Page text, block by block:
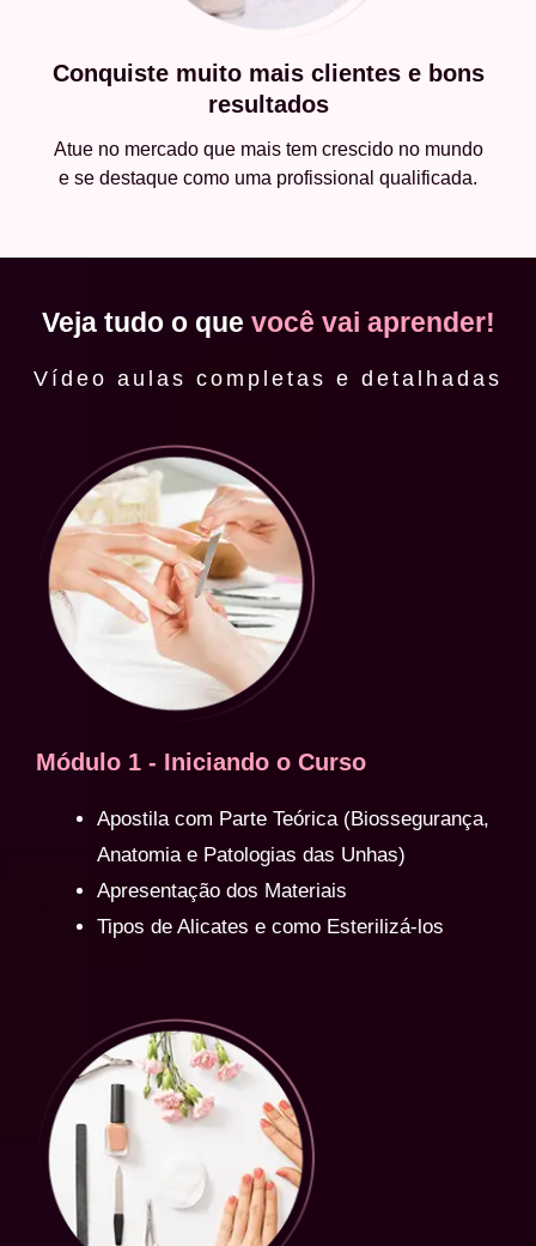
Conquiste muito mais clientes e bons
resultados
Atue no mercado que mais tem crescido no mundo
e se destaque como uma profissional qualificada.
Veja tudo o que você vai aprender!
Vídeo aulas completas e detalhadas
Módulo 1 - Iniciando o Curso
Apostila com Parte Teórica (Biossegurança,
Anatomia e Patologias das Unhas)
Apresentação dos Materiais
Tipos de Alicates e como Esterilizá-los